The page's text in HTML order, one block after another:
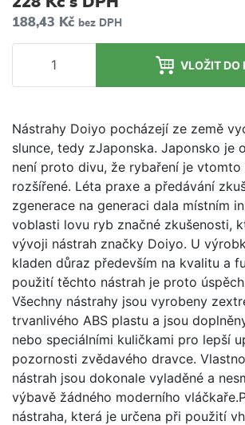
188,43 Kč bez DPH
VLOŽIT DO
Nástrahy Doiyo pocházejí ze země
slunce, tedy zJaponska. Japonsko je
není proto divu, že rybaření je vtomto
rozšířené. Léta praxe a předávání
zgenerace na generaci dala místním
voblasti lovu ryb značné zkušenosti,
vývoji nástrah značky Doiyo. U
kladen důraz především na kvalitu a
použití těchto nástrah je proto
Všechny nástrahy jsou vyrobeny
trvanlivého ABS plastu a jsou
nebo speciálními kuličkami pro lepší
pozornosti zvědavého dravce.
nástrah jsou dokonale vyladěné a
výbavě žádného moderního
nástraha, která je určena při použití